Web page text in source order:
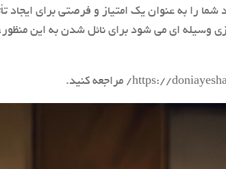
را به عنوان یک امتیاز و فرصتی برای ایجاد
وسیله ای می شود برای نائل شدن به این منظور،